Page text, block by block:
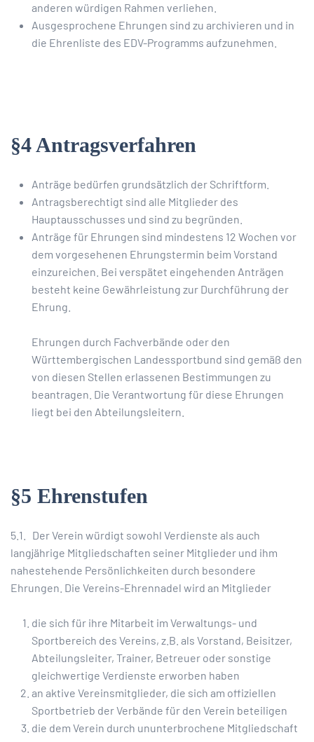
anderen würdigen Rahmen verliehen.
Ausgesprochene Ehrungen sind zu archivieren und in
die Ehrenliste des EDV-Programms aufzunehmen.
§4 Antragsverfahren
Anträge bedürfen grundsätzlich der Schriftform.
Antragsberechtigt sind alle Mitglieder des
Hauptausschusses und sind zu begründen.
Anträge für Ehrungen sind mindestens 12 Wochen vor
dem vorgesehenen Ehrungstermin beim Vorstand
einzureichen. Bei verspätet eingehenden Anträgen
besteht keine Gewährleistung zur Durchführung der
Ehrung.
Ehrungen durch Fachverbände oder den
Württembergischen Landessportbund sind gemäß den
von diesen Stellen erlassenen Bestimmungen zu
beantragen. Die Verantwortung für diese Ehrungen
liegt bei den Abteilungsleitern.
§5 Ehrenstufen
5.1. Der Verein würdigt sowohl Verdienste als auch
langjährige Mitgliedschaften seiner Mitglieder und ihm
nahestehende Persönlichkeiten durch besondere
Ehrungen. Die Vereins-Ehrennadel wird an Mitglieder
die sich für ihre Mitarbeit im Verwaltungs- und
Sportbereich des Vereins, z.B. als Vorstand, Beisitzer,
Abteilungsleiter, Trainer, Betreuer oder sonstige
gleichwertige Verdienste erworben haben
an aktive Vereinsmitglieder, die sich am offiziellen
Sportbetrieb der Verbände für den Verein beteiligen
die dem Verein durch ununterbrochene Mitgliedschaft